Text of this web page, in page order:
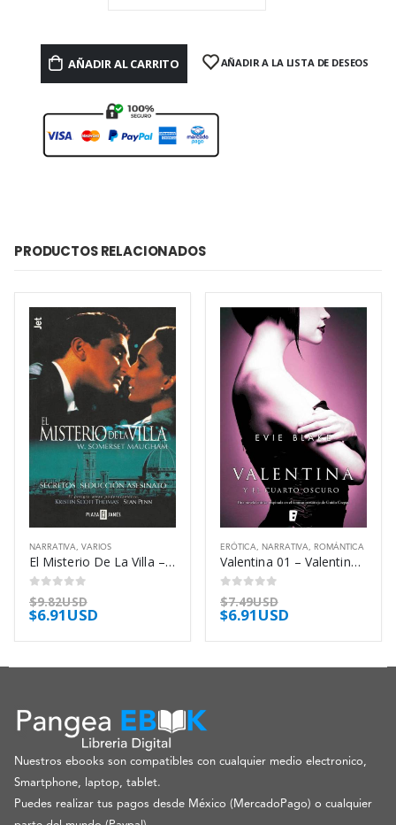
AÑADIR AL CARRITO AÑADIR A LA LISTA DE DESEOS
PRODUCTOS RELACIONADOS
NARRATIVA, VARIOS
El Misterio De La Villa – Maugham W Somerset
0out of 5
$9.82USD
$6.91USD
ERÓTICA, NARRATIVA, ROMÁNTICA
Valentina 01 – Valentina Y El Cuarto – Blake Evie
0out of 5
$7.49USD
$6.91USD
Nuestros ebooks son compatibles con cualquier medio electronico,
Smartphone, laptop, tablet.
Puedes realizar tus pagos desde México (MercadoPago) o cualquier